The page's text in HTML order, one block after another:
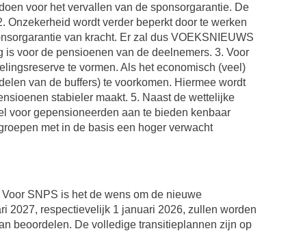
voor het vervallen van de sponsorgarantie. De
wordt verder beperkt door te werken
van kracht. Er zal dus VOEKSNIEUWS
voor de pensioenen van de deelnemers. 3. Voor
te vormen. Als het economisch (veel)
van de buffers) te voorkomen. Hiermee wordt
stabieler maakt. 5. Naast de wettelijke
voor gepensioneerden aan te bieden kenbaar
met in de basis een hoger verwacht
SNPS is het de wens om de nieuwe
2027, respectievelijk 1 januari 2026, zullen worden
beoordelen. De volledige transitieplannen zijn op